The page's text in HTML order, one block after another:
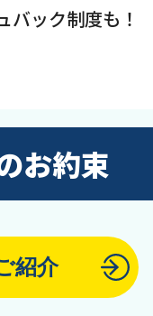
ック制度も！
お約束
紹介